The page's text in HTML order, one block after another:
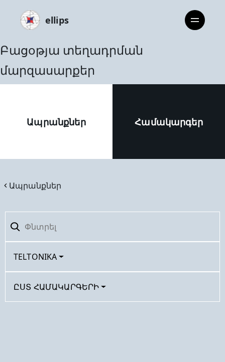
ellips
Բացoթյա տեղադրման
մարզասարքեր
Ապրանքներ Համակարգեր
Ապրանքներ
TELTONIKA
ԸՍՏ ՀԱՄԱԿԱՐԳԵՐԻ